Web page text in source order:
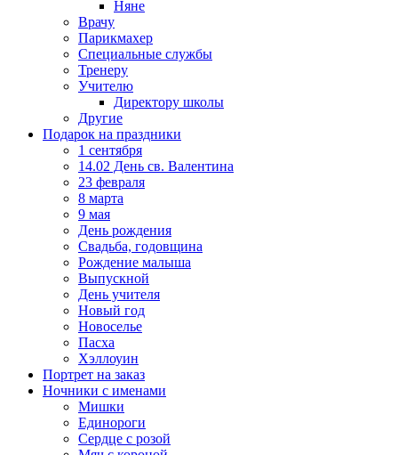
Няне
Врачу
Парикмахер
Специальные службы
Тренеру
Учителю
Директору школы
Другие
Подарок на праздники
1 сентября
14.02 День св. Валентина
23 февраля
8 марта
9 мая
День рождения
Свадьба, годовщина
Рождение малыша
Выпускной
День учителя
Новый год
Новоселье
Пасха
Хэллоуин
Портрет на заказ
Ночники с именами
Мишки
Единороги
Сердце с розой